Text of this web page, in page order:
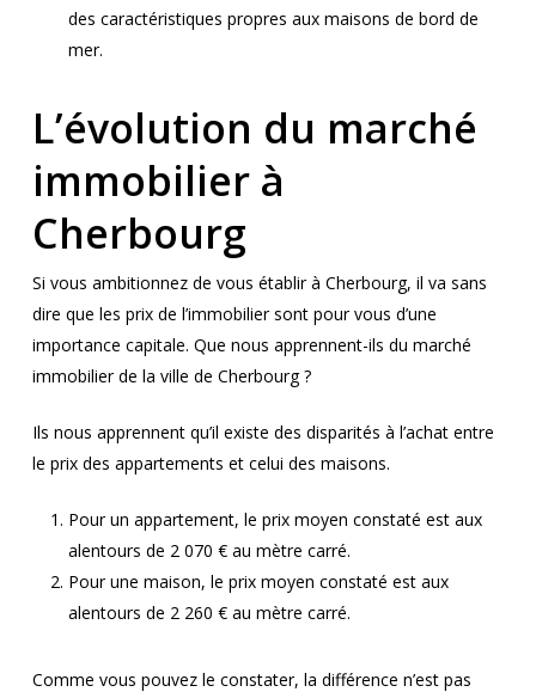
des caractéristiques propres aux maisons de bord de
mer.
L’évolution du marché
immobilier à
Cherbourg
Si vous ambitionnez de vous établir à Cherbourg, il va sans
dire que les prix de l’immobilier sont pour vous d’une
importance capitale. Que nous apprennent-ils du marché
immobilier de la ville de Cherbourg ?
Ils nous apprennent qu’il existe des disparités à l’achat entre
le prix des appartements et celui des maisons.
Pour un appartement, le prix moyen constaté est aux
alentours de 2 070 € au mètre carré.
Pour une maison, le prix moyen constaté est aux
alentours de 2 260 € au mètre carré.
Comme vous pouvez le constater, la différence n’est pas